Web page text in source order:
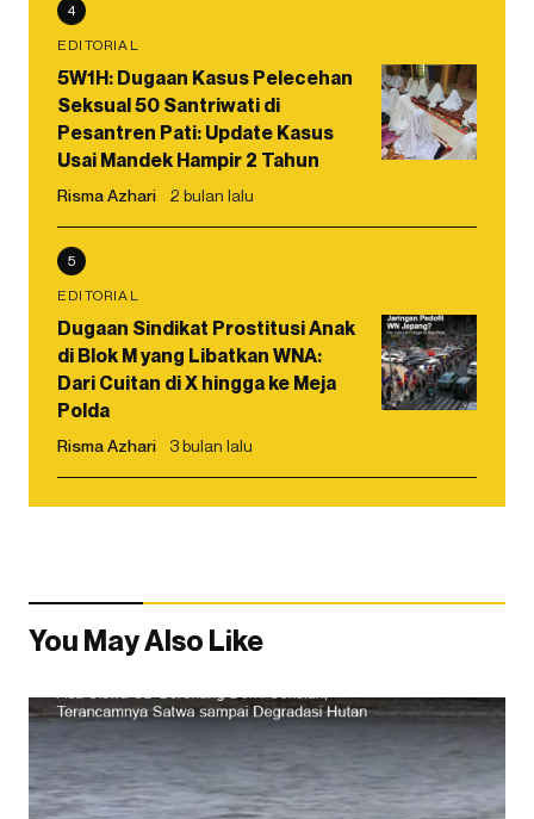
4
EDITORIAL
5W1H: Dugaan Kasus Pelecehan
Seksual 50 Santriwati di
Pesantren Pati: Update Kasus
Usai Mandek Hampir 2 Tahun
Risma Azhari 2 bulan lalu
5
EDITORIAL
Dugaan Sindikat Prostitusi Anak
di Blok M yang Libatkan WNA:
Dari Cuitan di X hingga ke Meja
Polda
Risma Azhari 3 bulan lalu
You May Also Like